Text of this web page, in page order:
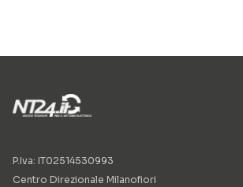
P.Iva: IT02514530993
Centro Direzionale Milanofiori